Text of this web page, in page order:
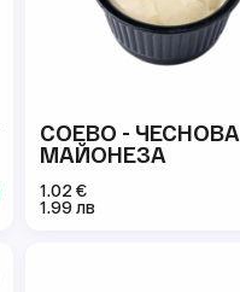
СОЕВО - ЧЕСНОВА
МАЙОНЕЗА
1.02 €
1.99 лв